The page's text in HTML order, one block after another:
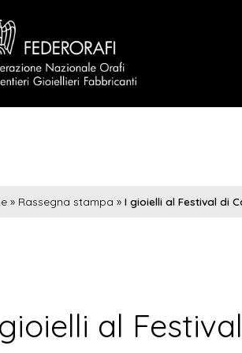
» Rassegna stampa » I gioielli al Festival di
al